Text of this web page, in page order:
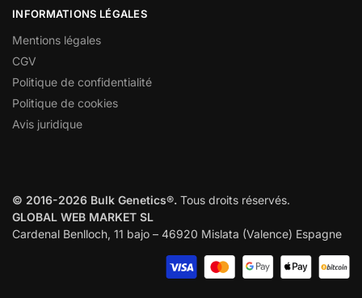
INFORMATIONS LÉGALES
Mentions légales
CGV
Politique de confidentialité
Politique de cookies
Avis juridique
© 2016-2026 Bulk Genetics®. Tous droits réservés.
GLOBAL WEB MARKET SL
Cardenal Benlloch, 11 bajo – 46920 Mislata (Valence) Espagne